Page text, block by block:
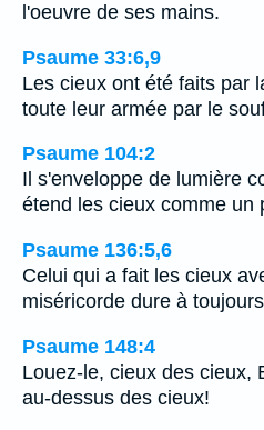
l'oeuvre de ses mains.
Psaume 33:6,9
Les cieux ont été faits par
toute leur armée par le
Psaume 104:2
Il s'enveloppe de lumière
étend les cieux comme un
Psaume 136:5,6
Celui qui a fait les cieux
miséricorde dure à
Psaume 148:4
Louez-le, cieux des cieux,
au-dessus des cieux!